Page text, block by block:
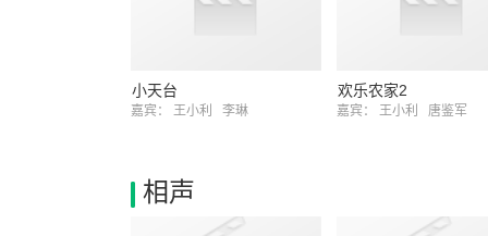
小天台
嘉宾： 王小利 李琳
欢乐农家2
嘉宾： 王小利 唐鉴军
相声